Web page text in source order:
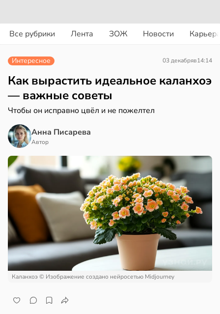
Все рубрики Лента ЗОЖ Новости
13:55
Интересное 03 декабряв14:14
Как вырастить идеальное каланхоэ
— важные советы
Чтобы он исправно цвёл и не пожелтел
Анна Писарева
Автор
Каланхоэ© Изображение создано нейросетью Midjourney
17:40